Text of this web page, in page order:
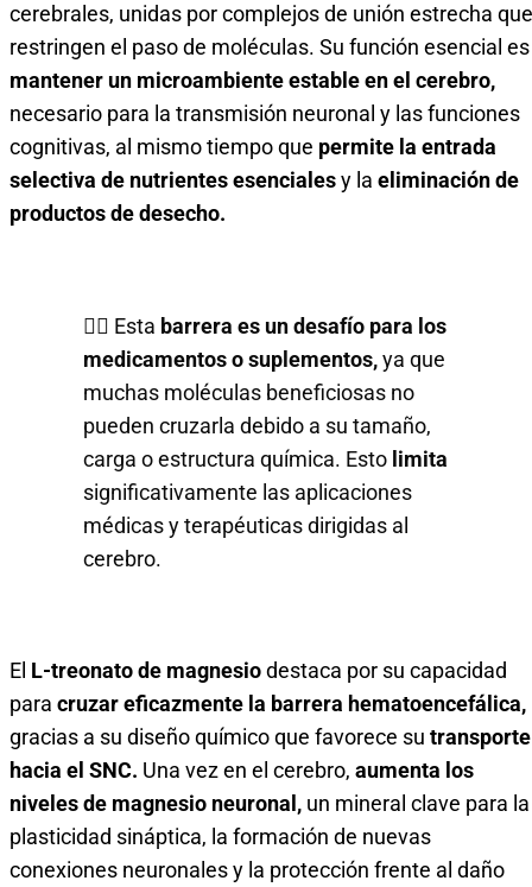
cerebrales, unidas por complejos de unión estrecha que
restringen el paso de moléculas. Su función esencial es
mantener un microambiente estable en el cerebro,
necesario para la transmisión neuronal y las funciones
cognitivas, al mismo tiempo que permite la entrada
selectiva de nutrientes esencialesy la eliminación de
productos de desecho.
🧑‍⚕️ Esta barrera es un desafío para los
medicamentos o suplementos,ya que
muchas moléculas beneficiosas no
pueden cruzarla debido a su tamaño,
carga o estructura química. Estolimita
significativamente las aplicaciones
médicas y terapéuticas dirigidas al
cerebro.
El L-treonato de magnesiodestaca por su capacidad
para cruzar eficazmente la barrera hematoencefálica,
gracias a su diseño químico que favorece su transporte
hacia el SNC. Una vez en el cerebro, aumenta los
niveles de magnesio neuronal, un mineral clave para la
plasticidad sináptica, la formación de nuevas
conexiones neuronales y la protección frente al daño